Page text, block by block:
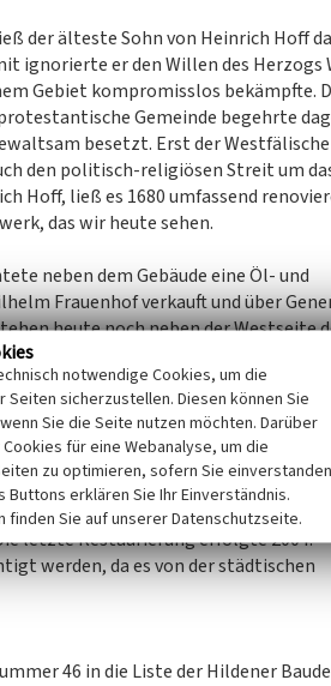
der älteste Sohn von Heinrich Hoff
ignorierte er den Willen des Herzogs
Gebiet kompromisslos bekämpfte.
Gemeinde begehrte
besetzt. Erst der
den politisch-religiösen Streit um
Hoff, ließ es 1680 umfassend
das wir heute sehen.
neben dem Gebäude eine Öl- und
Frauenhof verkauft und über
heute noch neben der Westseite
Hugo Frauenhof auf dem Hofgelände
Nach dem Zweiten Weltkrieg
umgestellt und 1998
Fabrikgebäude abgerissen
an die Stadt Hilden vermietet. Es
letzte Restaurierung erfolgte 2004.
werden, da es von der städtischen
46 in die Liste der Hildener
notwendige Cookies, um die
sicherzustellen. Diesen können Sie
Sie die Seite nutzen möchten. Darüber
für eine Webanalyse, um die
zu optimieren, sofern Sie einverstanden
Buttons erklären Sie Ihr Einverständnis.
finden Sie auf unserer Datenschutzseite.